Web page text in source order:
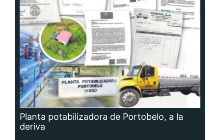
Planta potabilizadora de Portobelo, a la
deriva